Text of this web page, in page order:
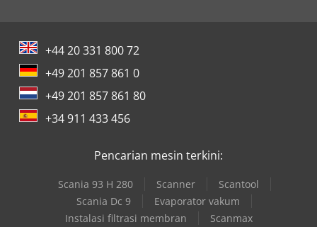
+44 20 331 800 72
+49 201 857 861 0
+49 201 857 861 80
+34 911 433 456
Pencarian mesin terkini:
Scania 93 H 280 Scanner
Scantool
Scania Dc 9
Evaporator vakum
Instalasi filtrasi membran
Scanmax